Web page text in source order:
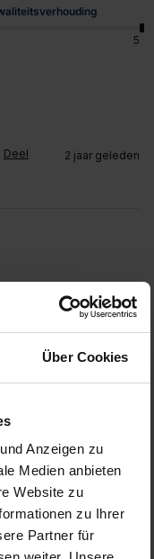
Über Cookies
Anzeigen zu
Medien anbieten
Website zu
zu Ihrer
Partner für
5
Deel 2 jaar geleden
,zdaje egzamin w